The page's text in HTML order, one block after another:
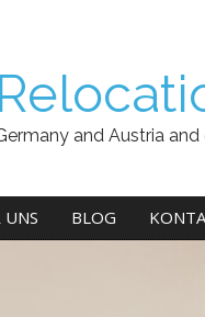
and Austria
UNS BLOG